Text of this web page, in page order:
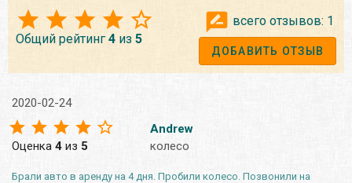
Общий рейтинг 4 из 5
всего отзывов: 1
ДОБАВИТЬ ОТЗЫВ
2020-02-24
Оценка 4 из 5
Andrew
колесо
Брали авто в аренду на 4 дня. Пробили колесо. Позвонили на